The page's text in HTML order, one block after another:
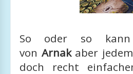
So oder so kann
von Arnakaber
doch recht